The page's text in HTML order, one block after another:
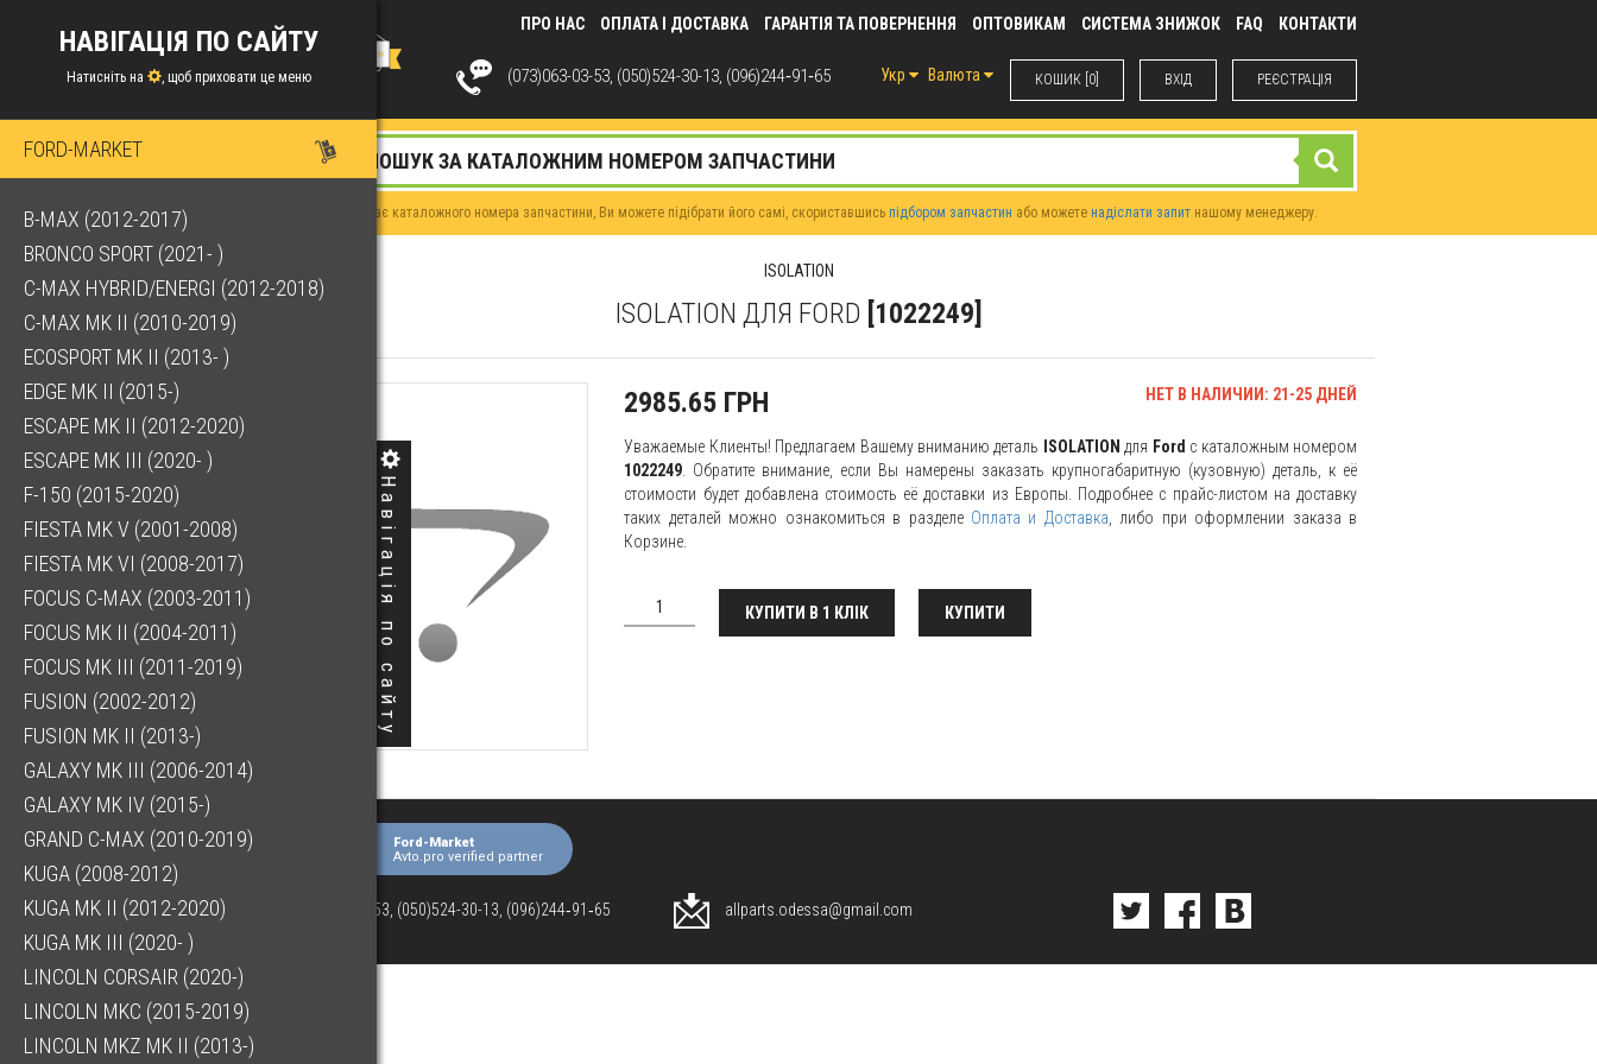
Навігація по сайту
ПРО НАС ОПЛАТА І ДОСТАВКА ГАРАНТІЯ ТА ПОВЕРНЕННЯ ОПТОВИКАМ СИСТЕМА ЗНИЖОК FAQ КОНТАКТИ
КОШИК [0] ВХIД РЕЄСТРАЦІЯ
Укр Валюта
(073)063-03-53, (050)524-30-13, (096)244‑91‑65
НАВІГАЦІЯ ПО САЙТУ
Натисніть на , щоб приховати це меню
FORD-MARKET
B-MAX (2012-2017)
BRONCO SPORT (2021- )
C-MAX HYBRID/ENERGI (2012-2018)
C-MAX MK II (2010-2019)
ECOSPORT MK II (2013- )
EDGE MK II (2015-)
ESCAPE MK II (2012-2020)
ESCAPE MK III (2020- )
F-150 (2015-2020)
FIESTA MK V (2001-2008)
FIESTA MK VI (2008-2017)
FOCUS C-MAX (2003-2011)
FOCUS MK II (2004-2011)
FOCUS MK III (2011-2019)
FUSION (2002-2012)
FUSION MK II (2013-)
GALAXY MK III (2006-2014)
GALAXY MK IV (2015-)
GRAND C-MAX (2010-2019)
KUGA (2008-2012)
KUGA MK II (2012-2020)
KUGA MK III (2020- )
LINCOLN CORSAIR (2020-)
LINCOLN MKC (2015-2019)
LINCOLN MKZ MK II (2013-)
Якщо у Вас немає каталожного номера запчастини, Ви можете підібрати його самі, скориставшись підбором запчастин або можете надіслати запит нашому менеджеру.
ISOLATION
ISOLATION ДЛЯ FORD [1022249]
2985.65 ГРН НЕТ В НАЛИЧИИ: 21-25 ДНЕЙ
Уважаемые Клиенты! Предлагаем Вашему вниманию деталь ISOLATION для Ford с каталожным номером
1022249 . Обратите внимание, если Вы намерены заказать крупногабаритную (кузовную) деталь, к её
стоимости будет добавлена стоимость её доставки из Европы. Подробнее с прайс-листом на доставку
таких деталей можно ознакомиться в разделе Оплата и Доставка , либо при оформлении заказа в
Корзине.
КУПИТИ В 1 КЛІК КУПИТИ
Ford-Market
Avto.pro verified partner
(073)063-03-53, (050)524-30-13, (096)244‑91‑65 allparts.odessa@gmail.com